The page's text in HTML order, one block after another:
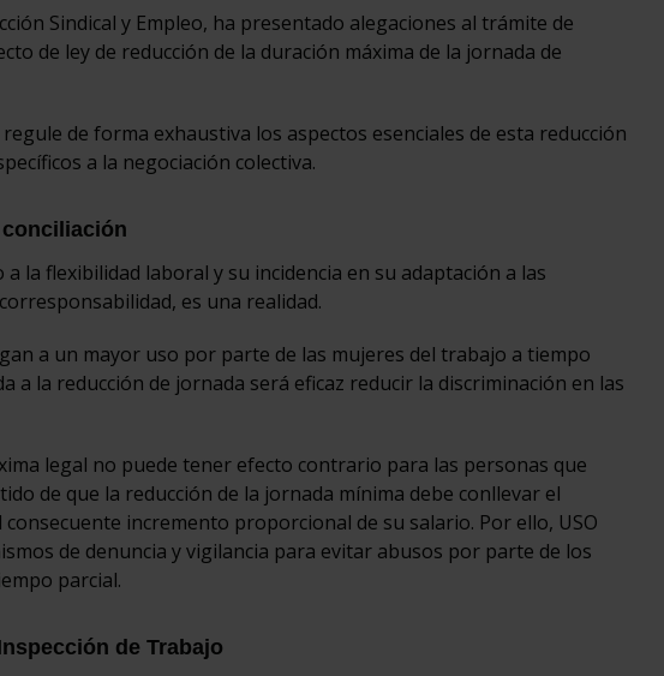
Sindical y Empleo, ha presentado alegaciones al trámite de
de ley de reducción de la duración máxima de la jornada de
de forma exhaustiva los aspectos esenciales de esta reducción
a la negociación colectiva.
la flexibilidad laboral y su incidencia en su adaptación a las
es una realidad.
a un mayor uso por parte de las mujeres del trabajo a tiempo
a la reducción de jornada será eficaz reducir la discriminación en las
legal no puede tener efecto contrario para las personas que
de que la reducción de la jornada mínima debe conllevar el
incremento proporcional de su salario. Por ello, USO
de denuncia y vigilancia para evitar abusos por parte de los
parcial.
de Trabajo